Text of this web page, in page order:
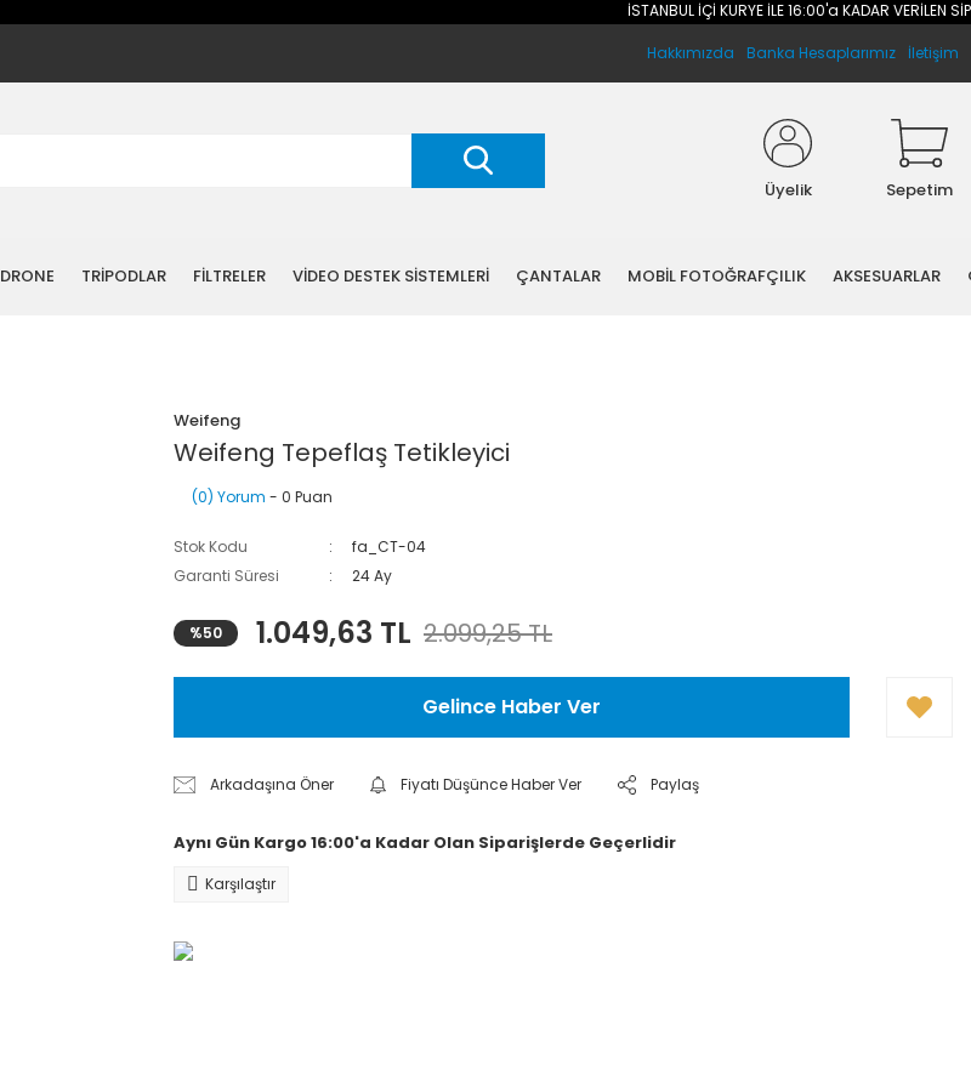
İSTANBUL İÇİ KURYE İLE 16:00'a KADAR VERİLEN
Hakkımızda Banka Hesaplarımız İletişim
Üyelik Sepetim
DRONE TRİPODLAR FİLTRELER VİDEO DESTEK SİSTEMLERİ ÇANTALAR MOBİL FOTOĞRAFÇILIK AKSESUARLAR
Weifeng
Weifeng Tepeflaş Tetikleyici
(0) Yorum - 0 Puan
Stok Kodu
fa_CT-04
Garanti Süresi
24 Ay
%50 1.049,63 TL 2.099,25 TL
Gelince Haber Ver
Arkadaşına Öner Fiyatı Düşünce Haber Ver Paylaş
Aynı Gün Kargo 16:00'a Kadar Olan Siparişlerde Geçerlidir
Karşılaştır